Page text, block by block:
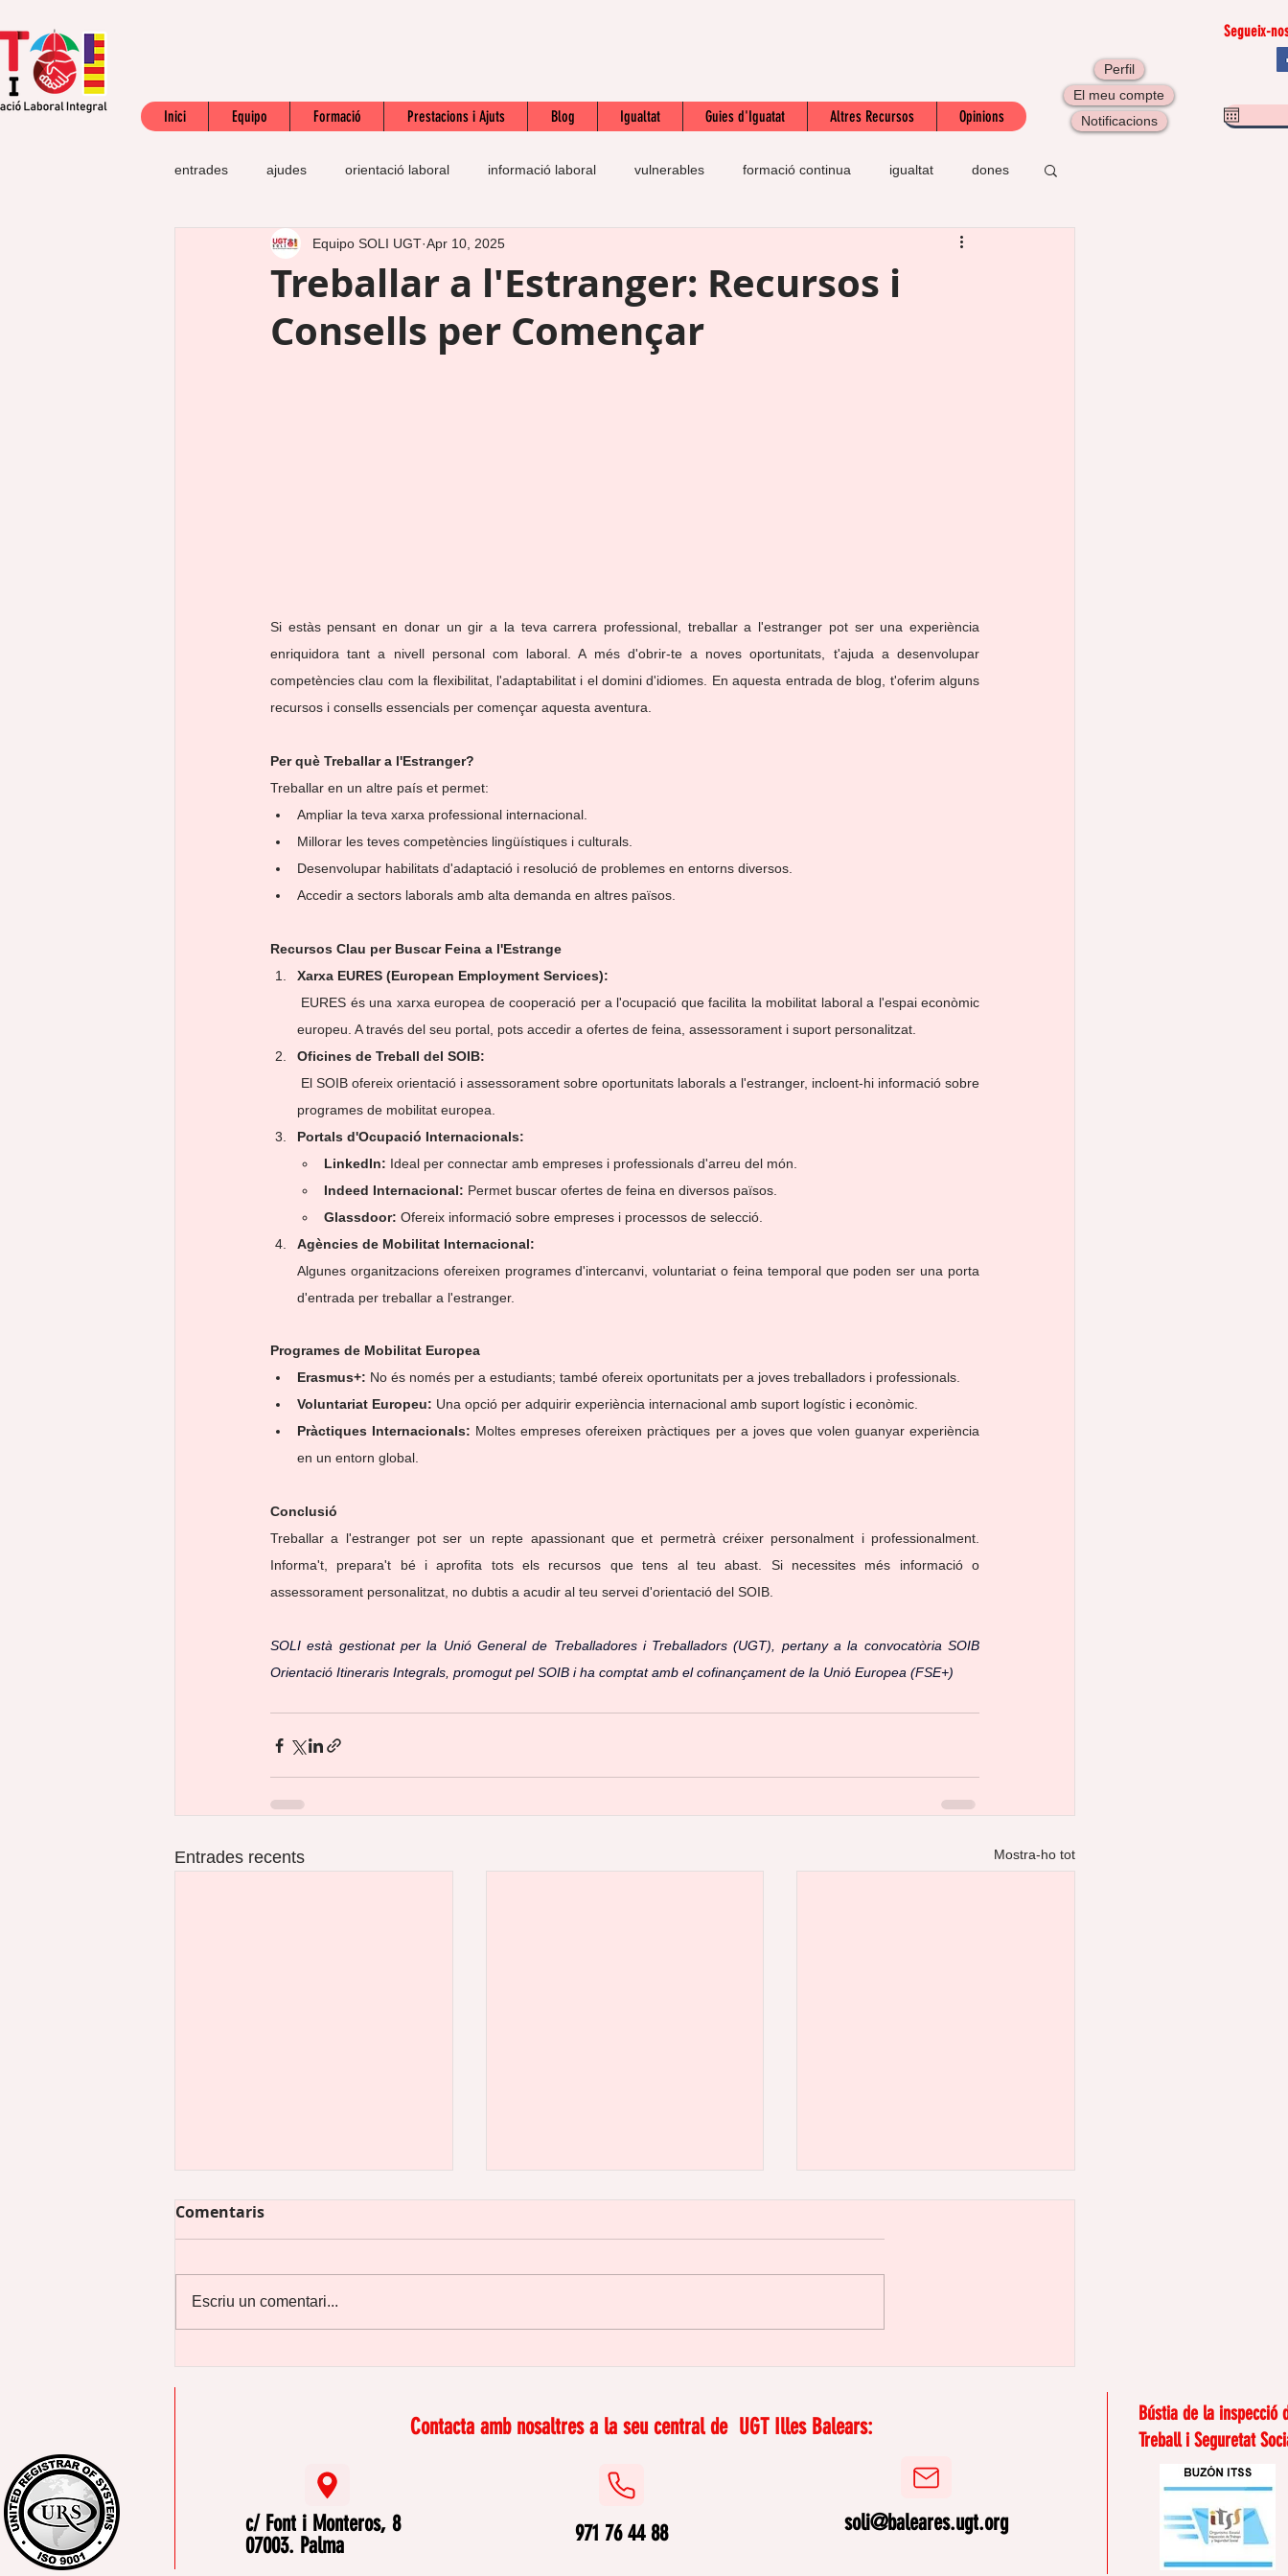
Segueix-
Inici Equipo Formació Prestacions i Ajuts Blog Igualtat Guies d'Iguatat Altres Recursos Opinions
Perfil
El meu compte
Notificacions
entrades ajudes orientació laboral informació laboral vulnerables formació continua igualtat dones
subsidi jubilació prestació
acreditació competències profession IQPIB contracte laboral salari mínim interprofessional
Treballar a l'Estranger: Recursos i
Consells per Començar
Equipo SOLI UGT Apr 10, 2025
Si estàs pensant en donar un gir a la teva carrera professional, treballar a l'estranger pot ser una experiència
enriquidora tant a nivell personal com laboral. A més d'obrir-te a noves oportunitats, t'ajuda a desenvolupar
competències clau com la flexibilitat, l'adaptabilitat i el domini d'idiomes. En aquesta entrada de blog, t'oferim alguns
recursos i consells essencials per començar aquesta aventura.
Per què Treballar a l'Estranger?
Treballar en un altre país et permet:
Ampliar la teva xarxa professional internacional.
Millorar les teves competències lingüístiques i culturals.
Desenvolupar habilitats d'adaptació i resolució de problemes en entorns diversos.
Accedir a sectors laborals amb alta demanda en altres països.
Recursos Clau per Buscar Feina a l'Estrange
Xarxa EURES (European Employment Services):
europeu. A través del seu portal, pots accedir a ofertes de feina, assessorament i suport personalitzat.
Oficines de Treball del SOIB:
programes de mobilitat europea.
Portals d'Ocupació Internacionals:
LinkedIn: Ideal per connectar amb empreses i professionals d'arreu del món.
Indeed Internacional: Permet buscar ofertes de feina en diversos països.
Glassdoor: Ofereix informació sobre empreses i processos de selecció.
Agències de Mobilitat Internacional:
Algunes organitzacions ofereixen programes d'intercanvi, voluntariat o feina temporal que poden ser una porta
d'entrada per treballar a l'estranger.
Programes de Mobilitat Europea
Erasmus+: No és només per a estudiants; també ofereix oportunitats per a joves treballadors i professionals.
Voluntariat Europeu: Una opció per adquirir experiència internacional amb suport logístic i econòmic.
Pràctiques Internacionals: Moltes empreses ofereixen pràctiques per a joves que volen guanyar experiència
en un entorn global.
Conclusió
Treballar a l'estranger pot ser un repte apassionant que et permetrà créixer personalment i professionalment.
Informa't, prepara't bé i aprofita tots els recursos que tens al teu abast. Si necessites més informació o
assessorament personalitzat, no dubtis a acudir al teu servei d'orientació del SOIB.
SOLI està gestionat per la Unió General de Treballadores i Treballadors (UGT), pertany a la convocatòria SOIB
Orientació Itineraris Integrals, promogut pel SOIB i ha comptat amb el cofinançament de la Unió Europea (FSE+)
Entrades recents Mostra-ho tot
Preguntes il·legals en una
La feina domèstica i de
Discriminació per edat en
Comentaris
Escriu un comentari...
Contacta amb nosaltres a la seu central de UGT Illes Balears:
c/ Font i Monteros, 8
07003. Palma
971 76 44 88 soli@baleares.ugt.org
Bústia de la inspecció
Treball i Seguretat